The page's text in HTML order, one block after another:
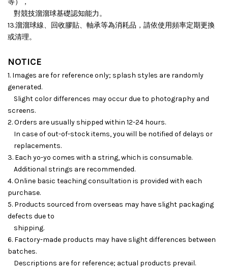
等），
對競技溜溜球基礎認知能力。
13.溜溜球線、回收膠貼、軸承等為消耗品，請依使用頻率定期更換
或清理。
NOTICE
1. Images are for reference only; splash styles are randomly
generated.
Slight color differences may occur due to photography and
screens.
2. Orders are usually shipped within 12-24 hours.
In case of out-of-stock items, you will be notified of delays or
replacements.
3. Each yo-yo comes with a string, which is consumable.
Additional strings are recommended.
4. Online basic teaching consultation is provided with each
purchase.
5. Products sourced from overseas may have slight packaging
defects due to
shipping.
6. Factory-made products may have slight differences between
batches.
Descriptions are for reference; actual products prevail.